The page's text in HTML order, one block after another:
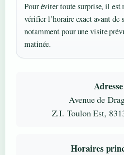
Pour éviter toute surprise, il est
vérifier l’horaire exact avant de
notamment pour une visite
matinée.
Adresse
Avenue de
Z.I. Toulon Est,
Horaires